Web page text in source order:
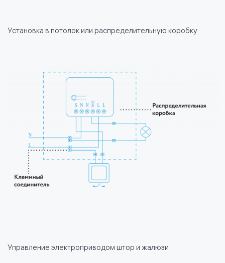
Установка в потолок или распределительную коробку
Управление электроприводом штор и жалюзи